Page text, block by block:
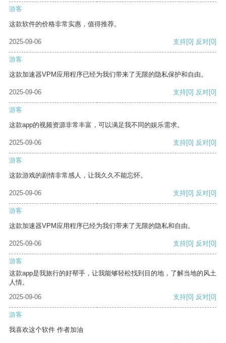
游客
这款软件的价格非常实惠，值得推荐。
2025-09-06 支持[0] 反对[0]
游客
这款加速器VPM应用程序已经为我们带来了无限的隐私保护和自由。
2025-09-06 支持[0] 反对[0]
游客
这款app的视频资源非常丰富，可以满足我不同的娱乐需求。
2025-09-06 支持[0] 反对[0]
游客
这款游戏的剧情非常感人，让我久久不能忘怀。
2025-09-06 支持[0] 反对[0]
游客
这款加速器VPM应用程序已经为我们带来了无限的隐私和自由。
2025-09-06 支持[0] 反对[0]
游客
这款app是我旅行的好帮手，让我能够轻松找到目的地，了解当地的风土
人情。
2025-09-06
支持[0] 反对[0]
游客
我喜欢这个软件 作者加油